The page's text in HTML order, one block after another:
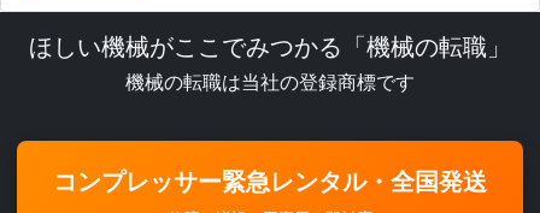
ほしい機械がここでみつかる「機械の転職」
機械の転職は当社の登録商標です
コンプレッサー緊急レンタル・全国発送